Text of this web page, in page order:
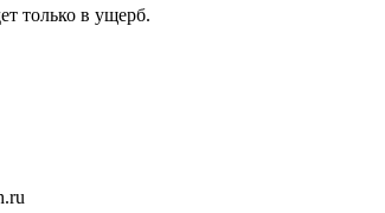
только в ущерб.